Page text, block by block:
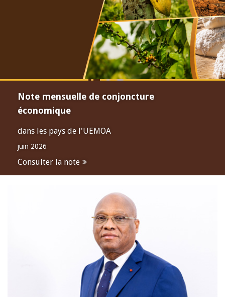
Note mensuelle de conjoncture
économique
dans les pays de l'UEMOA
juin 2026
Consulter la note